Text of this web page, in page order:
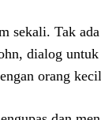
sekali. Tak
dialog
orang